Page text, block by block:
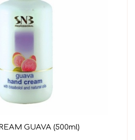
GUAVA (500ml)